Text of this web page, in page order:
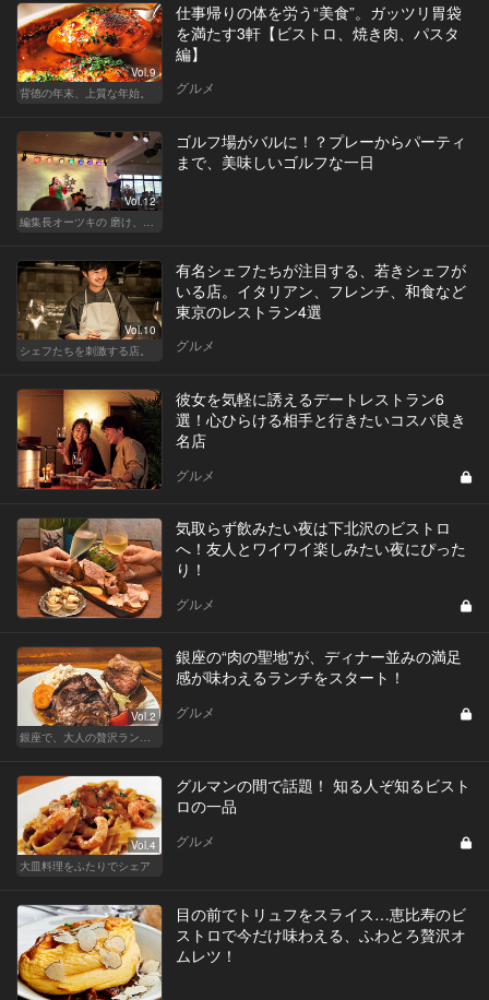
Vol.9
背徳の年末、上質な年始。
仕事帰りの体を労う“美食”。ガッツリ胃袋
を満たす3軒【ビストロ、焼き肉、パスタ
編】
グルメ
Vol.12
編集長オーツキの 磨け、バカ舌！ 学べ、オトナの遊び
ゴルフ場がバルに！？プレーからパーティ
まで、美味しいゴルフな一日
Vol.10
シェフたちを刺激する店。
有名シェフたちが注目する、若きシェフが
いる店。イタリアン、フレンチ、和食など
東京のレストラン4選
グルメ
彼女を気軽に誘えるデートレストラン6
選！心ひらける相手と行きたいコスパ良き
名店
グルメ
気取らず飲みたい夜は下北沢のビストロ
へ！友人とワイワイ楽しみたい夜にぴった
り！
グルメ
Vol.2
銀座で、大人の贅沢ランチを楽しもう
銀座の“肉の聖地”が、ディナー並みの満足
感が味わえるランチをスタート！
グルメ
Vol.4
大皿料理をふたりでシェア
グルマンの間で話題！ 知る人ぞ知るビスト
ロの一品
グルメ
目の前でトリュフをスライス…恵比寿のビ
ストロで今だけ味わえる、ふわとろ贅沢オ
ムレツ！